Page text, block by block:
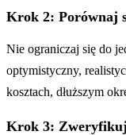
Krok 2: Porównaj
Nie ograniczaj się do
optymistyczny,
kosztach, dłuższym
Krok 3: Zweryfikuj